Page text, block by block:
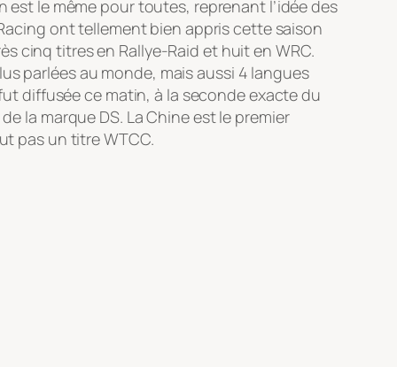
est le même pour toutes, reprenant l’idée des
ont tellement bien appris cette saison
cinq titres en Rallye-Raid et huit en WRC.
parlées au monde, mais aussi 4 langues
diffusée ce matin, à la seconde exacte du
la marque DS. La Chine est le premier
pas un titre WTCC.